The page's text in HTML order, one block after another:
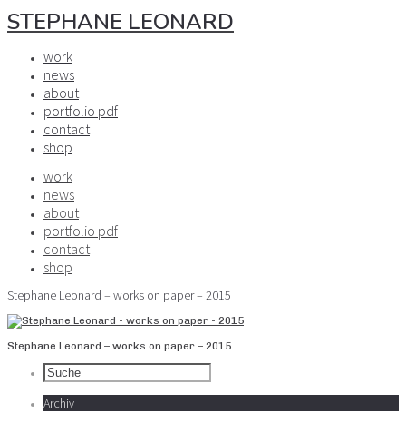
STEPHANE LEONARD
work
news
about
portfolio pdf
contact
shop
work
news
about
portfolio pdf
contact
shop
Stephane Leonard – works on paper – 2015
Stephane Leonard – works on paper – 2015
Archiv